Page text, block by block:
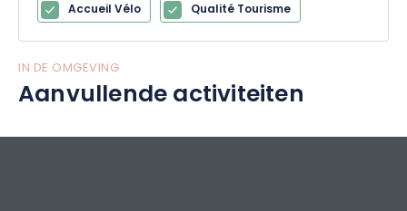
Accueil Vélo Qualité Tourisme
IN DE OMGEVING
Aanvullende activiteiten